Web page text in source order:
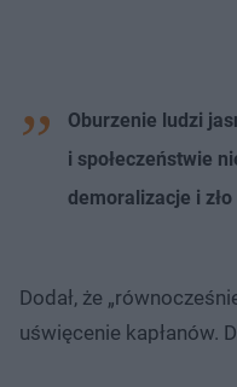
Oburzenie ludzi
i społeczeństwie
demoralizacje i zło
Dodał, że
uświęcenie kapłanów.